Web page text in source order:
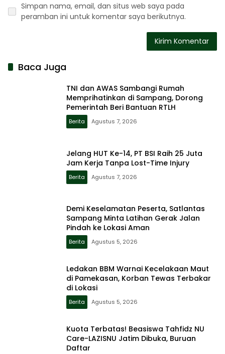
Simpan nama, email, dan situs web saya pada
peramban ini untuk komentar saya berikutnya.
Baca Juga
TNI dan AWAS Sambangi Rumah
Memprihatinkan di Sampang, Dorong
Pemerintah Beri Bantuan RTLH
Berita Agustus 7, 2026
Jelang HUT Ke-14, PT BSI Raih 25 Juta
Jam Kerja Tanpa Lost-Time Injury
Berita Agustus 7, 2026
Demi Keselamatan Peserta, Satlantas
Sampang Minta Latihan Gerak Jalan
Pindah ke Lokasi Aman
Berita Agustus 5, 2026
Ledakan BBM Warnai Kecelakaan Maut
di Pamekasan, Korban Tewas Terbakar
di Lokasi
Berita Agustus 5, 2026
Kuota Terbatas! Beasiswa Tahfidz NU
Care-LAZISNU Jatim Dibuka, Buruan
Daftar